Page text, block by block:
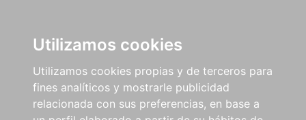
Utilizamos cookies
Utilizamos cookies propias y de terceros para
fines analíticos y mostrarle publicidad
relacionada con sus preferencias, en base a